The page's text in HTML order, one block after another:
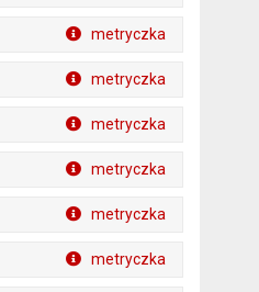
metryczka
metryczka
metryczka
metryczka
metryczka
metryczka